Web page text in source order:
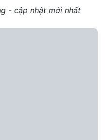
- cập nhật mới nhất